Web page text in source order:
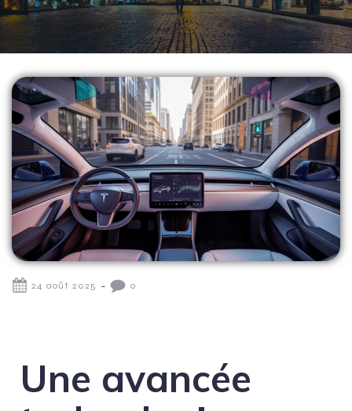
24 août 2025 - 0
Une avancée